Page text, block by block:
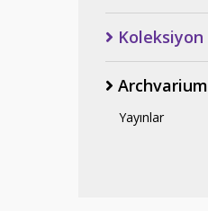
Koleksiyon
Archvarium
Yayınlar